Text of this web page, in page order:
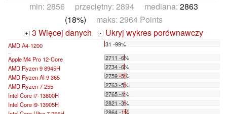
min: 2856 przeciętny: 2894 mediana: 2863
(18%) maks: 2964 Points
+ 3 Więcej danych - Ukryj wykres porównawczy
AMD A4-1200 31 -99%
...
Apple M4 Pro 12-Core
2711 -6%
AMD Ryzen 9 8945H
2734 -6%
AMD Ryzen AI 9 365
2759 -5%
AMD Ryzen 7 255
2763 -5%
Intel Core i7-13800H
2765 -4%
Intel Core i9-13905H
2821 -3%
2864 -1%